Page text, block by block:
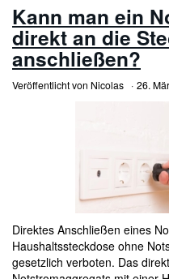
Kann man ein
direkt an die
anschließen?
Veröffentlicht von Nicolas 26.
Direktes Anschließen eines
Haushaltssteckdose ohne
gesetzlich verboten. Das